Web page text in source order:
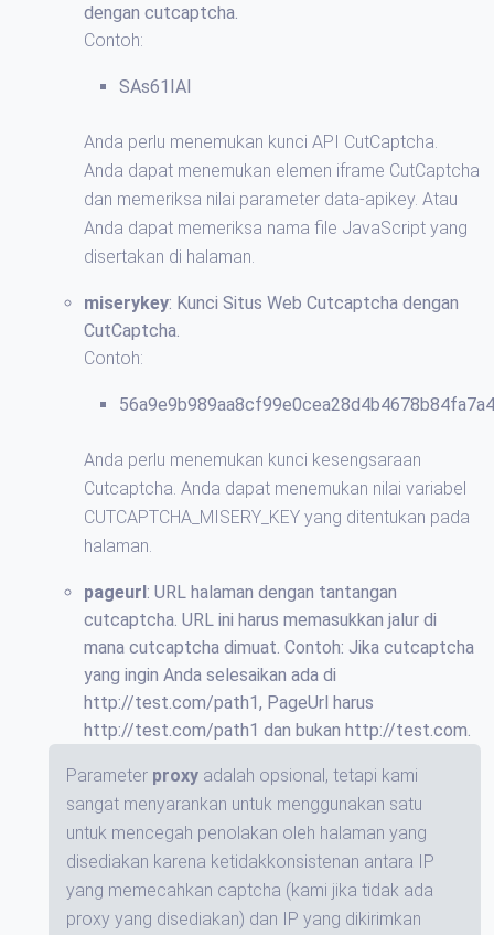
dengan cutcaptcha.
Contoh:
SAs61IAI
Anda perlu menemukan kunci API CutCaptcha.
Anda dapat menemukan elemen iframe CutCaptcha
dan memeriksa nilai parameter data-apikey. Atau
Anda dapat memeriksa nama file JavaScript yang
disertakan di halaman.
miserykey: Kunci Situs Web Cutcaptcha dengan
CutCaptcha.
Contoh:
Anda perlu menemukan kunci kesengsaraan
Cutcaptcha. Anda dapat menemukan nilai variabel
CUTCAPTCHA_MISERY_KEY yang ditentukan pada
halaman.
pageurl: URL halaman dengan tantangan
cutcaptcha. URL ini harus memasukkan jalur di
mana cutcaptcha dimuat. Contoh: Jika cutcaptcha
yang ingin Anda selesaikan ada di
http://test.com/path1, PageUrl harus
http://test.com/path1 dan bukan http://test.com.
Parameter proxy adalah opsional, tetapi kami
sangat menyarankan untuk menggunakan satu
untuk mencegah penolakan oleh halaman yang
disediakan karena ketidakkonsistenan antara IP
yang memecahkan captcha (kami jika tidak ada
proxy yang disediakan) dan IP yang dikirimkan